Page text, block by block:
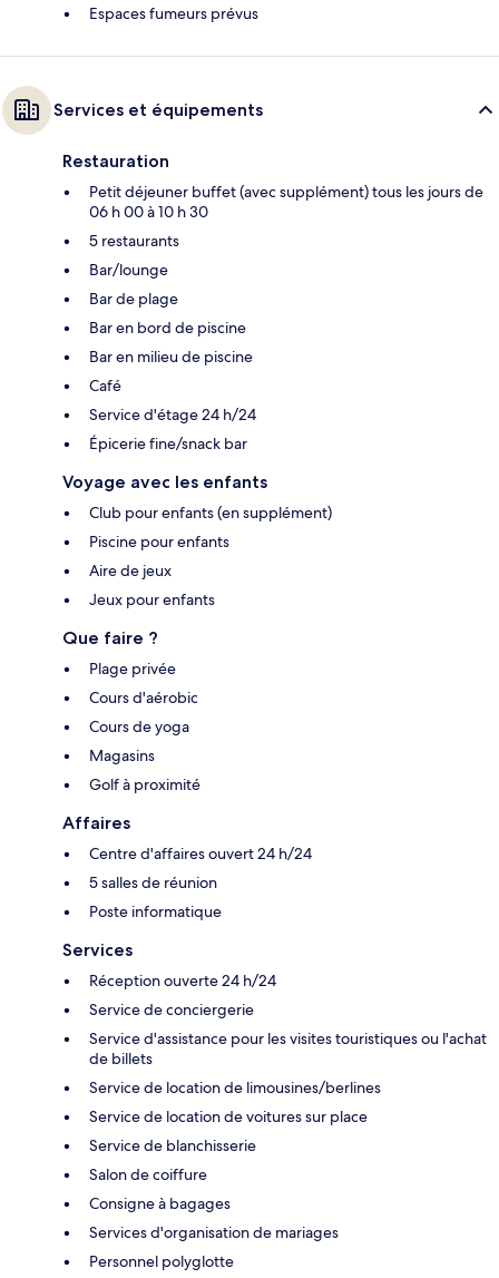
Espaces fumeurs prévus
Services et équipements
Restauration
Petit déjeuner buffet (avec supplément) tous les jours de
06 h 00 à 10 h 30
5 restaurants
Bar/lounge
Bar de plage
Bar en bord de piscine
Bar en milieu de piscine
Café
Service d'étage 24 h/24
Épicerie fine/snack bar
Voyage avec les enfants
Club pour enfants (en supplément)
Piscine pour enfants
Aire de jeux
Jeux pour enfants
Que faire ?
Plage privée
Cours d'aérobic
Cours de yoga
Magasins
Golf à proximité
Affaires
Centre d'affaires ouvert 24 h/24
5 salles de réunion
Poste informatique
Services
Réception ouverte 24 h/24
Service de conciergerie
Service d'assistance pour les visites touristiques ou l'achat
de billets
Service de location de limousines/berlines
Service de location de voitures sur place
Service de blanchisserie
Salon de coiffure
Consigne à bagages
Services d'organisation de mariages
Personnel polyglotte